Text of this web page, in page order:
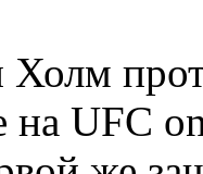
Холм
на UFC